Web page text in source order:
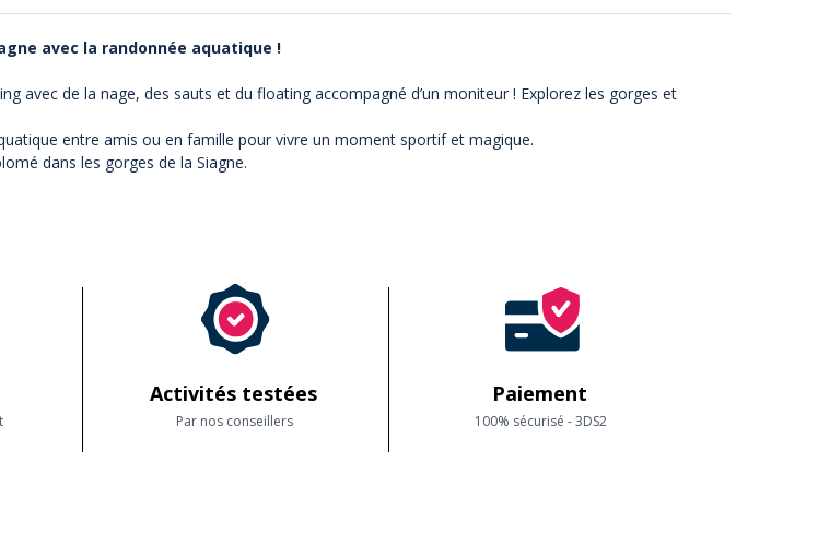
avec la randonnée aquatique !
avec de la nage, des sauts et du floating accompagné d’un moniteur ! Explorez les gorges et
entre amis ou en famille pour vivre un moment sportif et magique.
dans les gorges de la Siagne.
Activités testées
Par nos conseillers
Paiement
100% sécurisé - 3DS2